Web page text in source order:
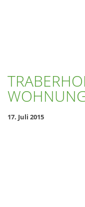
17. Juli 2015